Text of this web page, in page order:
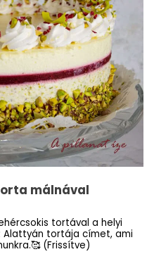
málnával
tortával a helyi
Alattyán tortája címet, ami
(Frissítve)